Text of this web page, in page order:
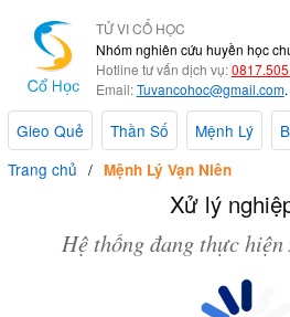
TỬ VI CỔ HỌC
Nhóm nghiên cứu huyền học
Hotline tư vấn dịch vụ:
Email:Tuvancohoc@gmail.com.
Gieo Quẻ Thần Số Mệnh Lý
Trang chủ
Mệnh Lý Vạn Niên
Xử lý
Hệ thống đang thực